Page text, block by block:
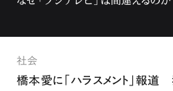
社会
橋本愛に「ハラスメント」報